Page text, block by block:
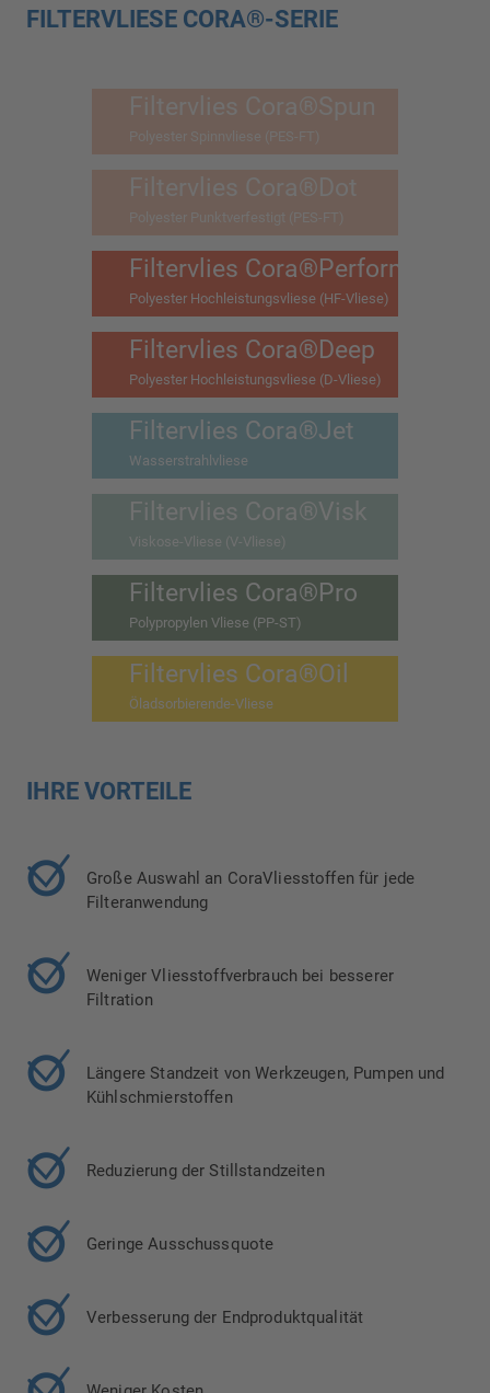
FILTERVLIESE CORA®-SERIE
Filtervlies Cora®Spun
Polyester Spinnvliese (PES-FT)
Filtervlies Cora®Dot
Polyester Punktverfestigt (PES-FT)
Filtervlies Cora®Perform
Polyester Hochleistungsvliese (HF-Vliese)
Filtervlies Cora®Deep
Polyester Hochleistungsvliese (D-Vliese)
Filtervlies Cora®Jet
Wasserstrahlvliese
Filtervlies Cora®Visk
Viskose-Vliese (V-Vliese)
Filtervlies Cora®Pro
Polypropylen Vliese (PP-ST)
Filtervlies Cora®Oil
Öladsorbierende-Vliese
IHRE VORTEILE
Große Auswahl an CoraVliesstoffen für jede
Filteranwendung
Weniger Vliesstoffverbrauch bei besserer
Filtration
Längere Standzeit von Werkzeugen, Pumpen und
Kühlschmierstoffen
Reduzierung der Stillstandzeiten
Geringe Ausschussquote
Verbesserung der Endproduktqualität